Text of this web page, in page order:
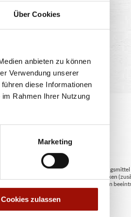
Über Cookies
anbieten zu können
Verwendung unserer
diese Informationen
Rahmen Ihrer Nutzung
Marketing
Cookies zulassen
geringfügig variieren.
(bei Fleischerzeugnissen) 9 - mit
bei übermäßigem Verzehr abführend wirken
Aktivität und Aufmerksamkeit bei Kindern